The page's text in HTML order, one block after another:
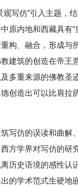
观写仿”引入主题，
原内地和西藏具有
构、融合，形成与
建筑的创造在帝王
多重来源的佛教圣
创造出可以比肩拉
写仿的误读和曲解
方学界对写仿的研
历史语境的感性认
的学术范式生硬地